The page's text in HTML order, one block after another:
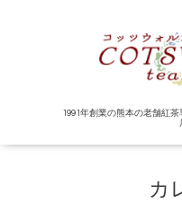
1991年創業の熊本の老舗紅
カ